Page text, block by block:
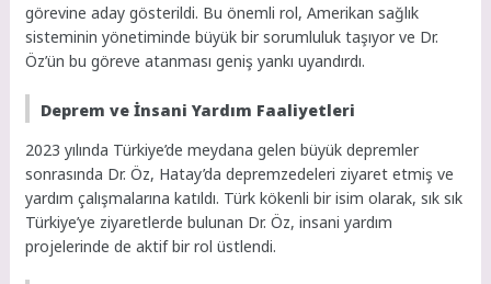
görevine aday gösterildi. Bu önemli rol, Amerikan sağlık
sisteminin yönetiminde büyük bir sorumluluk taşıyor ve Dr.
Öz’ün bu göreve atanması geniş yankı uyandırdı.
Deprem ve İnsani Yardım Faaliyetleri
2023 yılında Türkiye’de meydana gelen büyük depremler
sonrasında Dr. Öz, Hatay’da depremzedeleri ziyaret etmiş ve
yardım çalışmalarına katıldı. Türk kökenli bir isim olarak, sık sık
Türkiye’ye ziyaretlerde bulunan Dr. Öz, insani yardım
projelerinde de aktif bir rol üstlendi.